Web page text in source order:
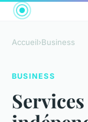
Accueil›Business
BUSINESS